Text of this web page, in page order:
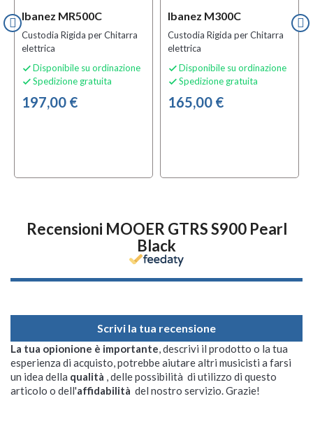
Ibanez MR500C
Custodia Rigida per Chitarra
elettrica
 Disponibile su ordinazione
 Spedizione gratuita
197,00 €
Ibanez M300C
Custodia Rigida per Chitarra
elettrica
 Disponibile su ordinazione
 Spedizione gratuita
165,00 €
Recensioni MOOER GTRS S900 Pearl
Black
Scrivi la tua recensione
La tua opionione è importante, descrivi il prodotto o la tua
esperienza di acquisto, potrebbe aiutare altri musicisti a farsi
un idea della qualità , delle possibilità di utilizzo di questo
articolo o dell'affidabilità del nostro servizio. Grazie!